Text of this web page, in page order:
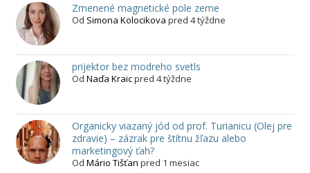
Zmenené magnetické pole zeme
Od Simona Kolocikova pred 4 týždne
prijektor bez modreho svetls
Od Naďa Kraicpred 4 týždne
Organicky viazaný jód od prof. Turianicu (Olej pre
zdravie) – zázrak pre štítnu žľazu alebo
marketingový ťah?
Od Mário Tišťan pred 1 mesiac